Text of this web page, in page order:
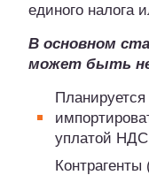
единого налога
В основном
может быть
уплатой
Контрагенты